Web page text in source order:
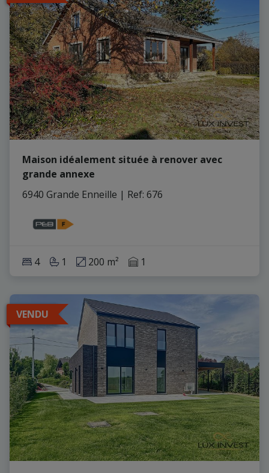
Maison idéalement située à renover avec
grande annexe
6940 Grande Enneille | Ref: 676
4 1 200 m² 1
VENDU